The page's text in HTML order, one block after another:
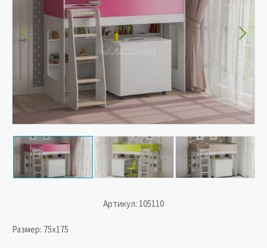
Артикул: 105110
Размер: 75x175